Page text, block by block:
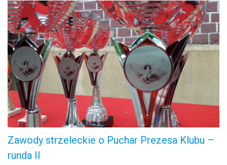
Zawody strzeleckie o Puchar Prezesa Klubu –
runda II